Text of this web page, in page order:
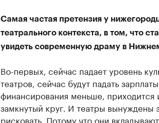
Самая частая претензия у
театрального контекста, в том, что
увидеть современную драму в
Во-первых, сейчас падает уровень
театров, сейчас будут падать
финансирования меньше, приходится
замкнутый круг. И театры вынуждены
рисковать. Потому что они